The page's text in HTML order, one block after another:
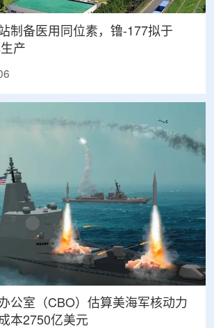
制备医用同位素，镥-177拟于
产
公室（CBO）估算美海军核动力
本2750亿美元